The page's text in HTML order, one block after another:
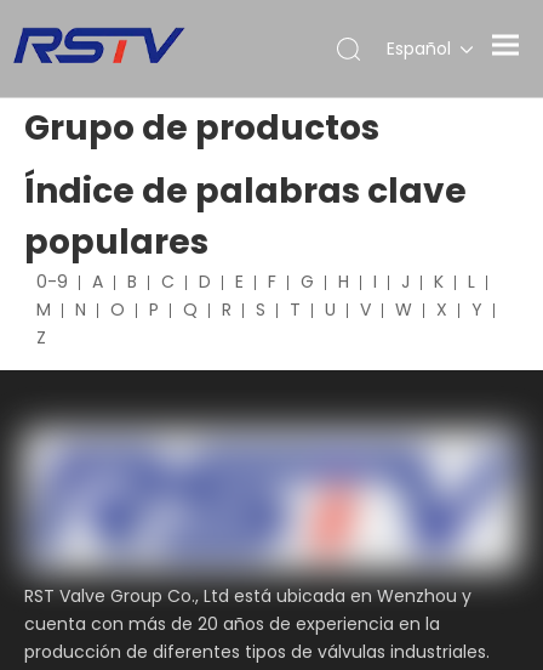
Español
Grupo de productos
Índice de palabras clave
populares
0-9 A B C D E F G H I J K
L
M
N O P Q R S T U V W X
Y
Z
RST Valve Group Co., Ltd está ubicada en Wenzhou y
cuenta con más de 20 años de experiencia en la
producción de diferentes tipos de válvulas industriales.